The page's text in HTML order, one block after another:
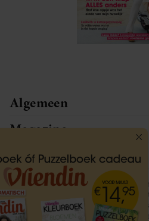
Algemeen
Magazine
Service
Vriendin participeert in
programma’s, dat houdt in
ontvangt voor aankopen
website wordt niet